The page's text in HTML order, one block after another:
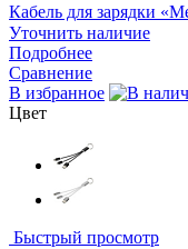
Кабель для зарядки
Уточнить наличие
Подробнее
Сравнение
В избранное
Цвет
Быстрый просмотр